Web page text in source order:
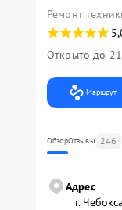
Ремонт
Открыто до
Маршрут
ОбзорОтзывы 246
Адрес
г.